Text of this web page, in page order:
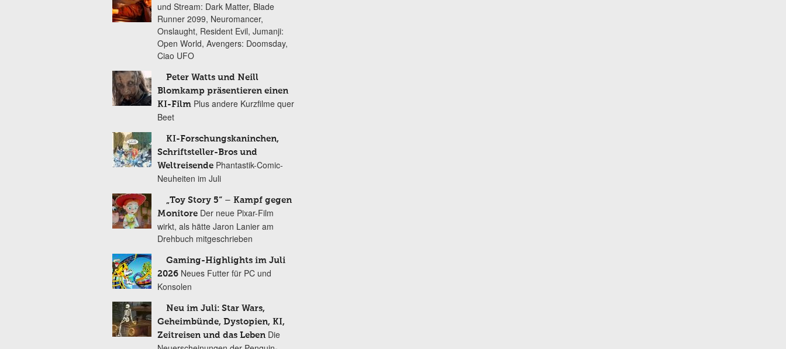
und Stream: Dark Matter, Blade
Runner 2099, Neuromancer,
Onslaught, Resident Evil, Jumanji:
Open World, Avengers: Doomsday,
Ciao UFO
Peter Watts und Neill
Blomkamp präsentieren einen
KI-Film Plus andere Kurzfilme quer
Beet
KI-Forschungskaninchen,
Schriftsteller-Bros und
Weltreisende Phantastik-Comic-
Neuheiten im Juli
„Toy Story 5“ – Kampf gegen
Monitore Der neue Pixar-Film
wirkt, als hätte Jaron Lanier am
Drehbuch mitgeschrieben
Gaming-Highlights im Juli
2026 Neues Futter für PC und
Konsolen
Neu im Juli: Star Wars,
Geheimbünde, Dystopien, KI,
Zeitreisen und das Leben Die